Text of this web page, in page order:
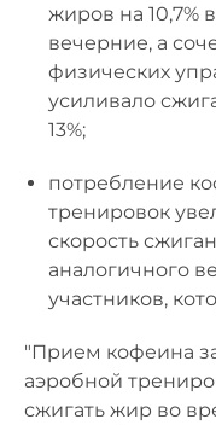
жиров на 10,7%
вечерние, а
физических
усиливало
13%;
потребление
тренировок
скорость
аналогичного
участников,
"Прием кофеина
аэробной
сжигать жир во